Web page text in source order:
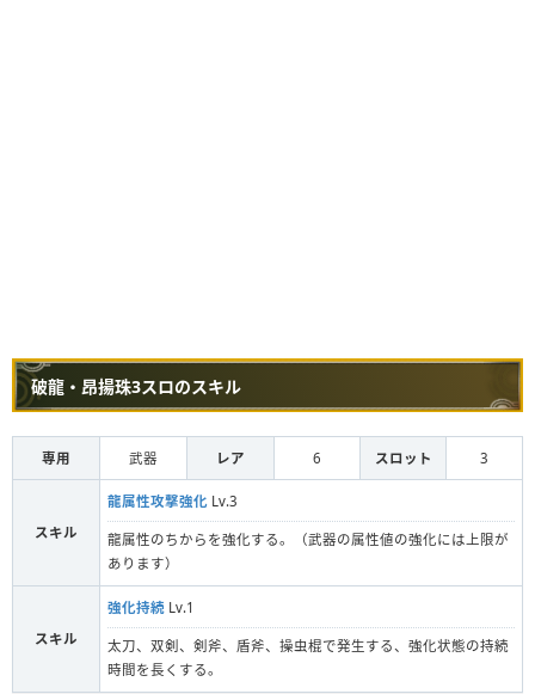
破龍・昂揚珠3スロのスキル
専用 武器 レア 6 スロット 3
スキル
龍属性攻撃強化 Lv.3
龍属性のちからを強化する。（武器の属性値の強化には上限が
あります）
スキル
強化持続 Lv.1
太刀、双剣、剣斧、盾斧、操虫棍で発生する、強化状態の持続
時間を長くする。